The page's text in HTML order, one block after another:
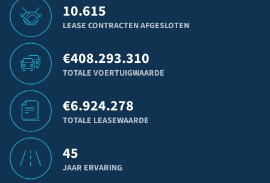
10.615
LEASE CONTRACTEN AFGESLOTEN
€408.293.310
TOTALE VOERTUIGWAARDE
€6.924.278
TOTALE LEASEWAARDE
45
JAAR ERVARING